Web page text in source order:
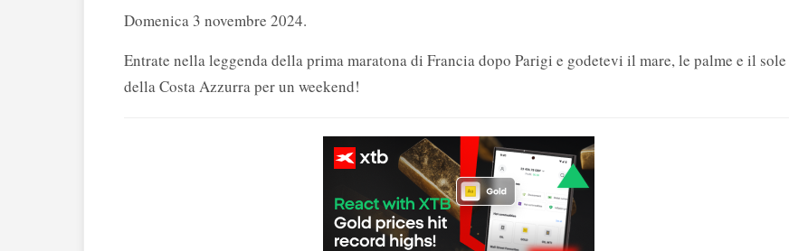
Domenica 3 novembre 2024.
Entrate nella leggenda della prima maratona di Francia dopo Parigi e godetevi il mare, le palme e il sole
della Costa Azzurra per un weekend!